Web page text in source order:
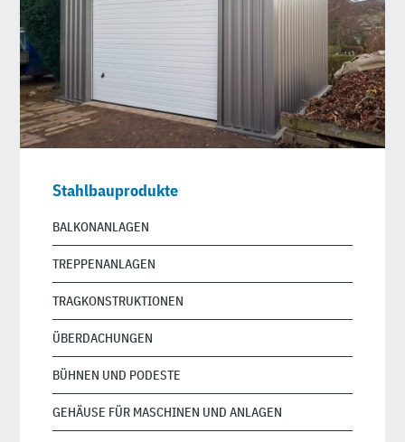
Stahlbauprodukte
BALKONANLAGEN
TREPPENANLAGEN
TRAGKONSTRUKTIONEN
ÜBERDACHUNGEN
BÜHNEN UND PODESTE
GEHÄUSE FÜR MASCHINEN UND ANLAGEN